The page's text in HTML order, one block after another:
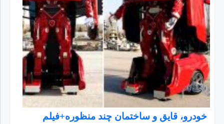
خودرو، قایق و ساختمان چند منظوره+فیلم